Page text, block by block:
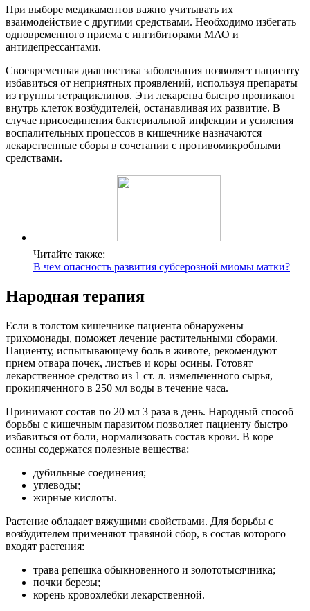
При выборе медикаментов важно учитывать их
взаимодействие с другими средствами. Необходимо избегать
одновременного приема с ингибиторами МАО и
антидепрессантами.
Своевременная диагностика заболевания позволяет пациенту
избавиться от неприятных проявлений, используя препараты
из группы тетрациклинов. Эти лекарства быстро проникают
внутрь клеток возбудителей, останавливая их развитие. В
случае присоединения бактериальной инфекции и усиления
воспалительных процессов в кишечнике назначаются
лекарственные сборы в сочетании с противомикробными
средствами.
Читайте также:
В чем опасность развития субсерозной миомы матки?
Народная терапия
Если в толстом кишечнике пациента обнаружены
трихомонады, поможет лечение растительными сборами.
Пациенту, испытывающему боль в животе, рекомендуют
прием отвара почек, листьев и коры осины. Готовят
лекарственное средство из 1 ст. л. измельченного сырья,
прокипяченного в 250 мл воды в течение часа.
Принимают состав по 20 мл 3 раза в день. Народный способ
борьбы с кишечным паразитом позволяет пациенту быстро
избавиться от боли, нормализовать состав крови. В коре
осины содержатся полезные вещества:
дубильные соединения;
углеводы;
жирные кислоты.
Растение обладает вяжущими свойствами. Для борьбы с
возбудителем применяют травяной сбор, в состав которого
входят растения:
трава репешка обыкновенного и золототысячника;
почки березы;
корень кровохлебки лекарственной.